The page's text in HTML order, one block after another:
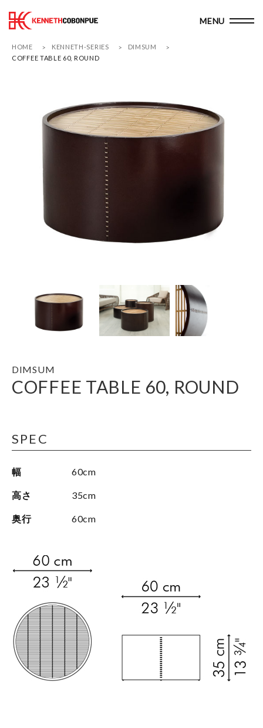
HOME KENNETH-SERIES
DIMSUM
COFFEE TABLE 60, ROUND
DIMSUM
COFFEE TABLE 60, ROUND
SPEC
幅 60cm
高さ 35cm
奥行 60cm